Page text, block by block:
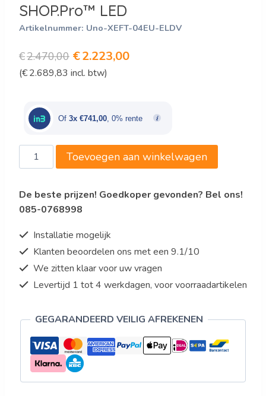
SHOP.Pro™ LED
Artikelnummer: Uno-XEFT-04EU-ELDV
€2.470,00 Oorspronkelijke
prijs
€2.470,00.
€2.223,00Huidige
€2.223,00.
(€2.689,83 incl. btw)
Of 3x €741,00, 0% rente
Convectie
oven
SHOP.Pro™
LED
Toevoegen aan winkelwagen
De beste prijzen! Goedkoper gevonden? Bel ons!
085-0768998
Installatie mogelijk
Klanten beoordelen ons met een 9.1/10
We zitten klaar voor uw vragen
Levertijd 1 tot 4 werkdagen, voor voorraadartikelen
GEGARANDEERD VEILIG AFREKENEN